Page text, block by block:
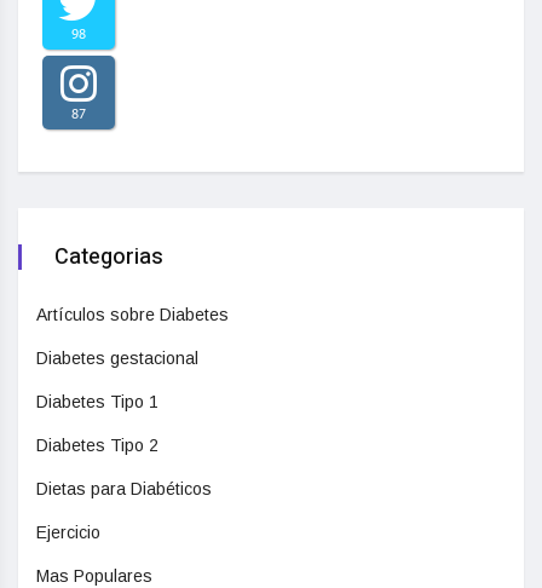
98
87
Categorias
Artículos sobre Diabetes
Diabetes gestacional
Diabetes Tipo 1
Diabetes Tipo 2
Dietas para Diabéticos
Ejercicio
Mas Populares